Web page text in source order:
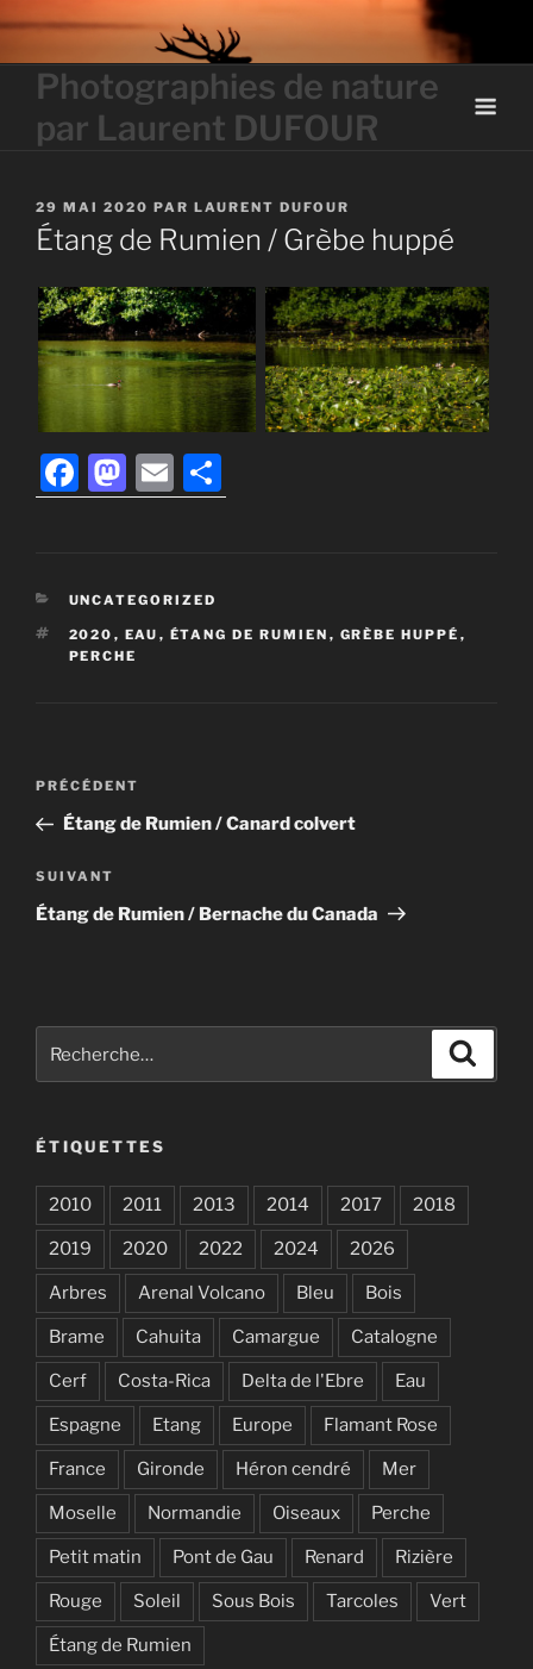
contentPhotographies de nature
par Laurent DUFOUR
PUBLIÉ
LE
29 MAI 2020 PAR LAURENT DUFOUR
Étang de Rumien / Grèbe huppé
F
a
e
b
o
M
a
o
d
o
E
m
l
ar
er
CATÉGORIES
UNCATEGORIZED
ÉTIQUETTES
2020 , EAU , ÉTANG DE RUMIEN , GRÈBE HUPPÉ ,
PERCHE
Navigation
l’article
Article
précédent
PRÉCÉDENT
Étang de Rumien / Canard colvert
Article
suivant
SUIVANT
Étang de Rumien / Bernache du Canada
pour
ÉTIQUETTES
2010 2011 2013 2014 2017 2018
2019 2020 2022 2024 2026
Arbres Arenal Volcano Bleu Bois
Brame Cahuita Camargue Catalogne
Cerf Costa-Rica Delta de l'Ebre Eau
Espagne Etang Europe Flamant Rose
France Gironde Héron cendré Mer
Moselle Normandie Oiseaux Perche
Petit matin Pont de Gau Renard Rizière
Rouge Soleil Sous Bois Tarcoles Vert
Étang de Rumien